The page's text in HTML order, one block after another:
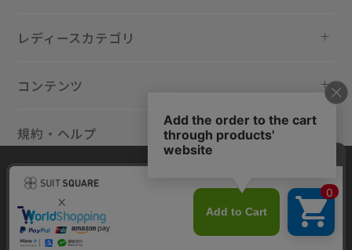
レディースカテゴリ
コンテンツ
規約・ヘルプ
Copyright © AOYAMA TRADING Co.,Ltd. All Rights Reserved
当サイトでは利用体験の向上およびコンテンツの最適な提供、トラフィ
ックの分析を目的としてCookieを使用しています。サイトの閲覧を継続
された場合、Cookieの利用に同意したものといたします。詳細について
はプライバシーポリシー をご確認ください。